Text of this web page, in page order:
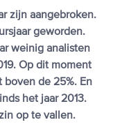
zijn aangebroken.
geworden.
weinig analisten
Op dit moment
de 25%. En
het jaar 2013.
op te vallen.